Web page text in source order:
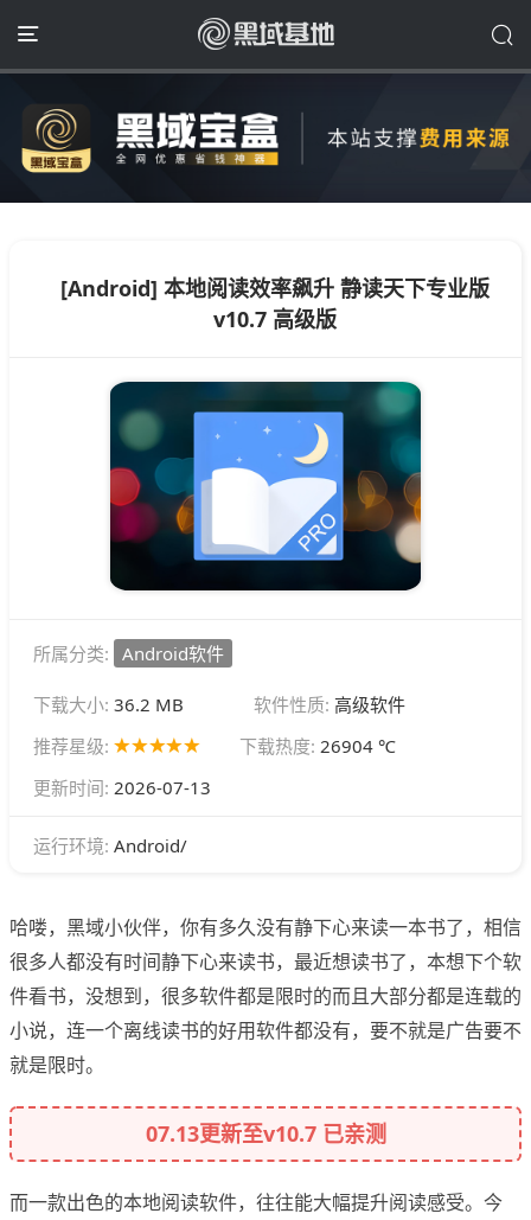
[Android] 本地阅读效率飙升 静读天下专业版
v10.7 高级版
所属分类: Android软件
下载大小: 36.2 MB 软件性质: 高级软件
推荐星级:
下载热度: 26904 ℃
更新时间: 2026-07-13
运行环境: Android/
哈喽，黑域小伙伴，你有多久没有静下心来读一本书了，相信
很多人都没有时间静下心来读书，最近想读书了，本想下个软
件看书，没想到，很多软件都是限时的而且大部分都是连载的
小说，连一个离线读书的好用软件都没有，要不就是广告要不
就是限时。
07.13更新至v10.7 已亲测
而一款出色的本地阅读软件，往往能大幅提升阅读感受。今